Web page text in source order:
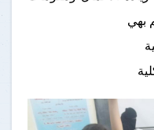
بهي